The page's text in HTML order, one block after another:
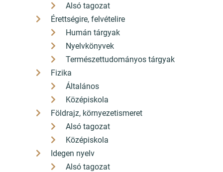
Alsó tagozat
Érettségire, felvételire
Humán tárgyak
Nyelvkönyvek
Természettudományos tárgyak
Fizika
Általános
Középiskola
Földrajz, környezetismeret
Alsó tagozat
Középiskola
Idegen nyelv
Alsó tagozat